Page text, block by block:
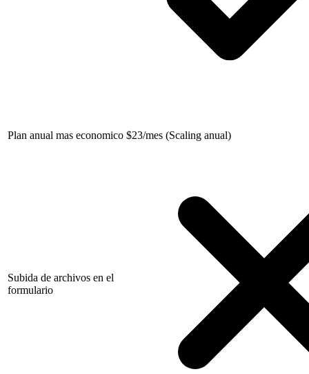
Plan anual mas economico $23/mes (Scaling anual)
Subida de archivos en el
formulario